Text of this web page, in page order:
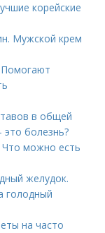
корейские
Мужской крем
в общей
это болезнь?
Что можно есть
желудок.
голодный
на часто